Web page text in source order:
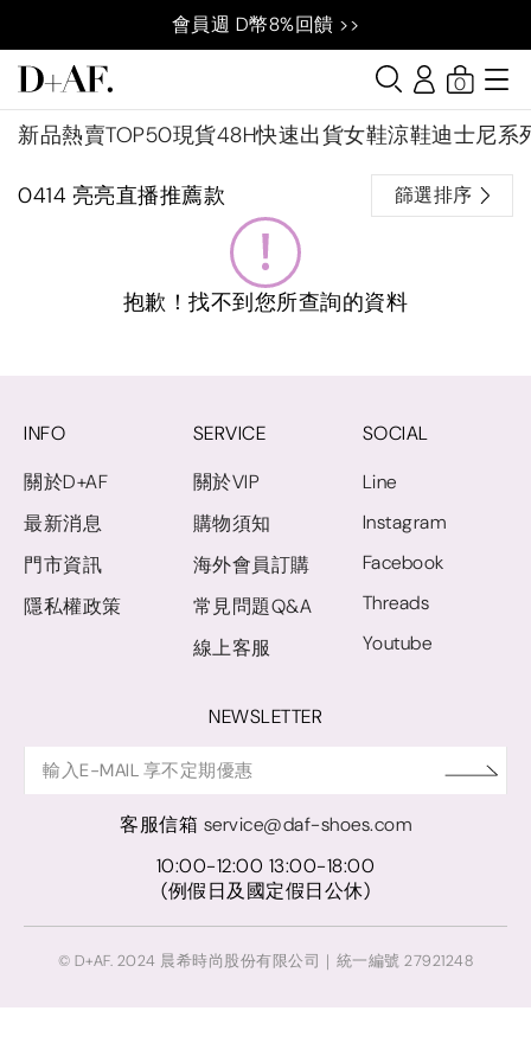
會員週 D幣8%回饋 >>
新品熱賣TOP50現貨48H快速出貨女鞋涼鞋迪士尼系
0
0414 亮亮直播推薦款 篩選排序
抱歉！找不到您所查詢的資料
INFO
關於D+AF
最新消息
門市資訊
隱私權政策
SERVICE
關於VIP
購物須知
海外會員訂購
常見問題Q&A
線上客服
SOCIAL
Line
Instagram
Facebook
Threads
Youtube
NEWSLETTER
客服信箱 service@daf-shoes.com
10:00-12:00 13:00-18:00
(例假日及國定假日公休)
© D+AF. 2024 晨希時尚股份有限公司｜統一編號 27921248